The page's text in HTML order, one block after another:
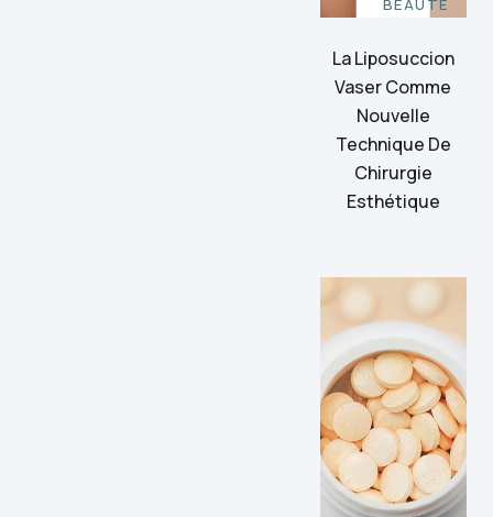
BEAUTÉ
La Liposuccion
Vaser Comme
Nouvelle
Technique De
Chirurgie
Esthétique